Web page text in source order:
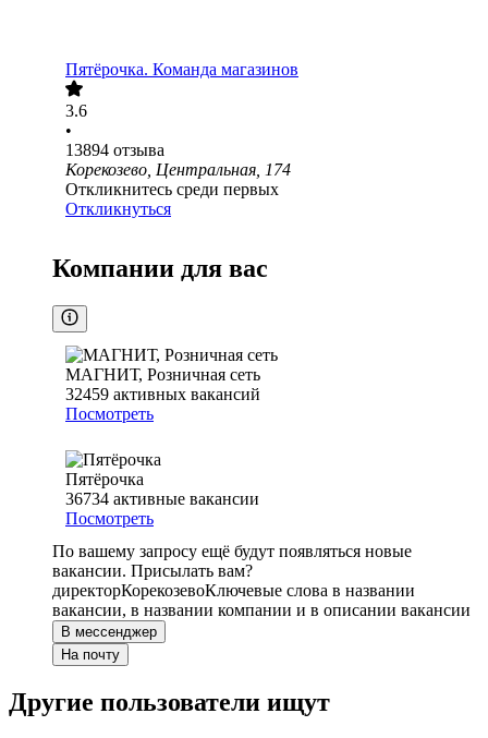
Пятёрочка. Команда магазинов
3.6
•
13894 отзыва
Корекозево, Центральная, 174
Откликнитесь среди первых
Откликнуться
Компании для вас
МАГНИТ, Розничная сеть
32459 активных вакансий
Посмотреть
Пятёрочка
36734 активные вакансии
Посмотреть
По вашему запросу ещё будут появляться новые
вакансии. Присылать вам?
директорКорекозевоКлючевые слова в названии
вакансии, в названии компании и в описании вакансии
В мессенджер
На почту
Другие пользователи ищут